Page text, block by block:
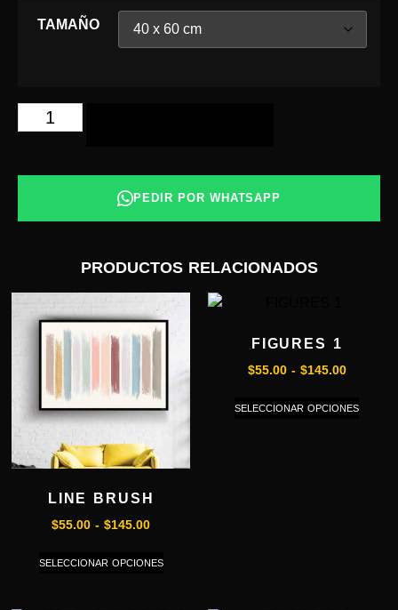
TAMAÑO
PEDIR POR WHATSAPP
PRODUCTOS RELACIONADOS
LINE BRUSH
$55.00 - $145.00
SELECCIONAR OPCIONES
FIGURES 1
$55.00 - $145.00
SELECCIONAR OPCIONES